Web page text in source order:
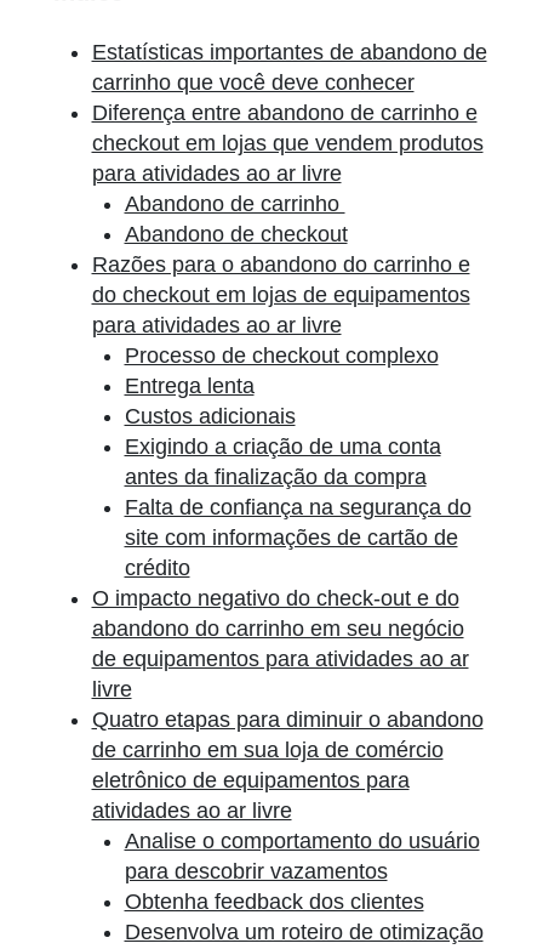
Estatísticas importantes de abandono de
carrinho que você deve conhecer
Diferença entre abandono de carrinho e
checkout em lojas que vendem produtos
para atividades ao ar livre
Abandono de carrinho
Abandono de checkout
Razões para o abandono do carrinho e
do checkout em lojas de equipamentos
para atividades ao ar livre
Processo de checkout complexo
Entrega lenta
Custos adicionais
Exigindo a criação de uma conta
antes da finalização da compra
Falta de confiança na segurança do
site com informações de cartão de
crédito
O impacto negativo do check-out e do
abandono do carrinho em seu negócio
de equipamentos para atividades ao ar
livre
Quatro etapas para diminuir o abandono
de carrinho em sua loja de comércio
eletrônico de equipamentos para
atividades ao ar livre
Analise o comportamento do usuário
para descobrir vazamentos
Obtenha feedback dos clientes
Desenvolva um roteiro de otimização